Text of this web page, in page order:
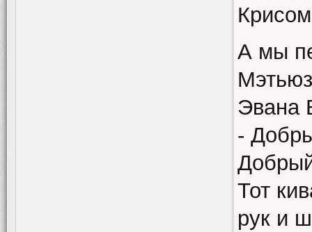
А мы
Эвана
-
Тот
рук и